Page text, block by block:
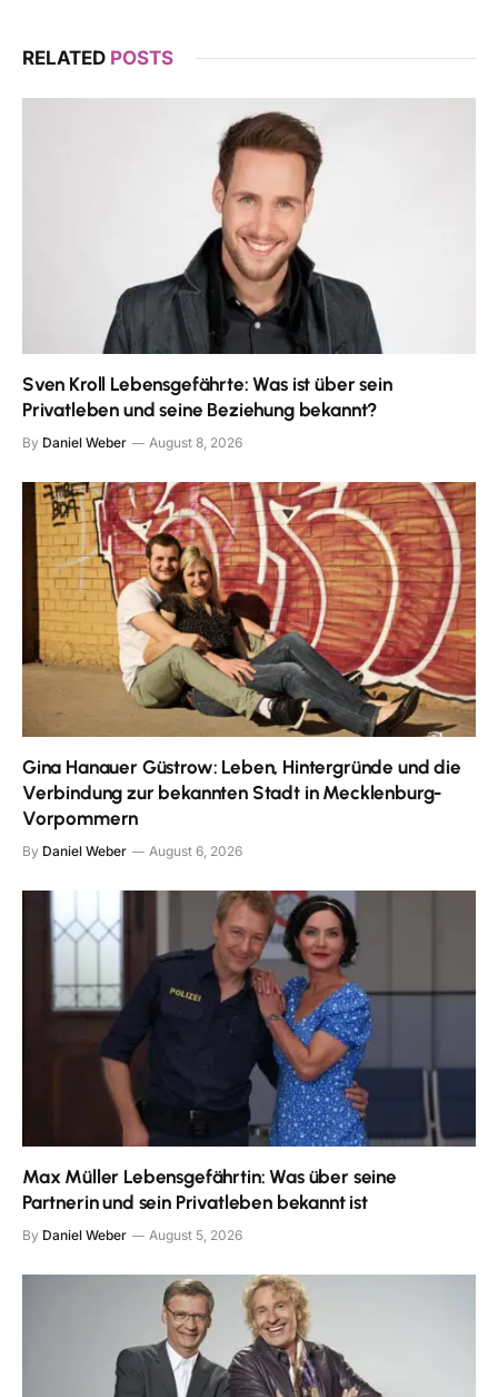
RELATED POSTS
Sven Kroll Lebensgefährte: Was ist über sein
Privatleben und seine Beziehung bekannt?
By Daniel Weber August 8, 2026
Gina Hanauer Güstrow: Leben, Hintergründe und die
Verbindung zur bekannten Stadt in Mecklenburg-
Vorpommern
By Daniel Weber August 6, 2026
Max Müller Lebensgefährtin: Was über seine
Partnerin und sein Privatleben bekannt ist
By Daniel Weber August 5, 2026